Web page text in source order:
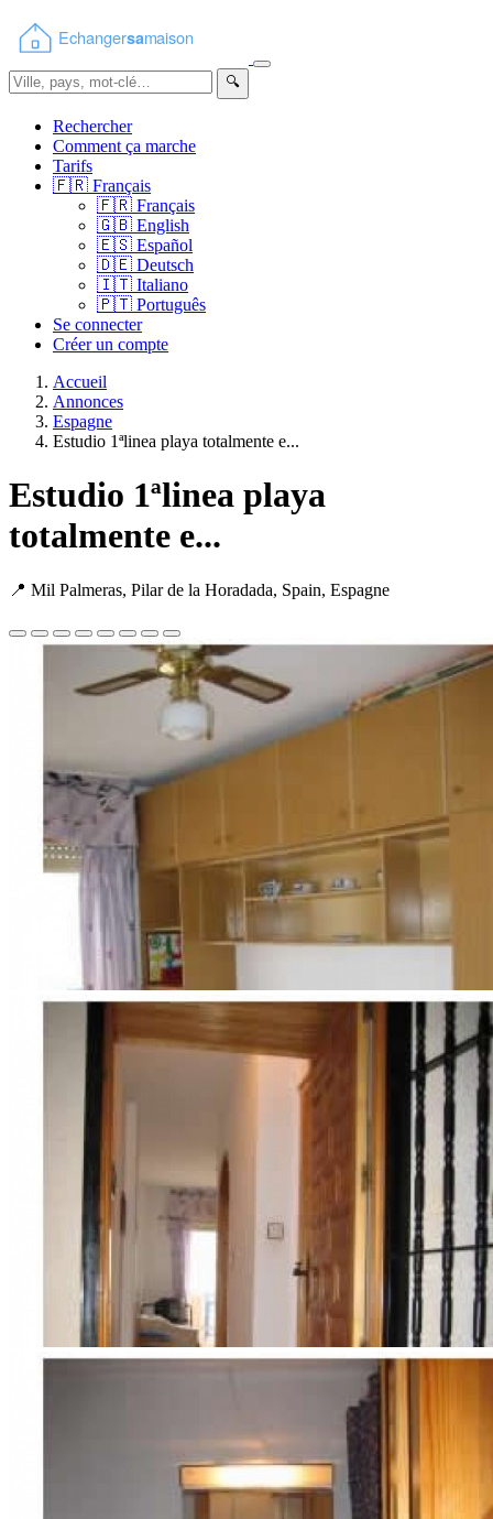
🔍
Rechercher
Comment ça marche
Tarifs
🇫🇷 Français
🇫🇷 Français
🇬🇧 English
🇪🇸 Español
🇩🇪 Deutsch
🇮🇹 Italiano
🇵🇹 Português
Se connecter
Créer un compte
Accueil
Annonces
Espagne
Estudio 1ªlinea playa totalmente e...
Estudio 1ªlinea playa
totalmente e...
📍 Mil Palmeras, Pilar de la Horadada, Spain, Espagne